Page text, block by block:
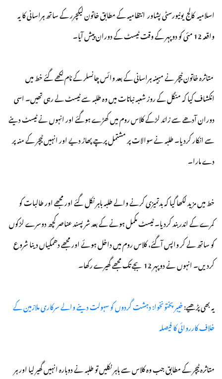
اسلامیہ کالج یونیورسٹی پشاور انتظامیہ کے مطابق خاتون لیکچرر کے ساتھ ہراسانی کا یہ
واقعہ 12 مئی کو دوپہر کے وقت ٹیسٹ کے دوران پیش آیا۔
متاثرہ خاتون ٹیچر نے مبینہ ہراسانی کے بعد وائس چانسلر کے نام لکھے گئے خط میں
انکشاف کیا کہ منگل کے روز شعبہ نباتات میں وہ طلبہ سے ٹیسٹ لے رہی تھیں۔ اسی
دوران آدھے سے زائد لڑکے کلاس روم میں کھڑے ہوگئے اور انہوں نے ٹیسٹ دینے
سے انکار کردیا۔ طلبہ نے سوالات پر مشتمل پرچے پھاڑ دیے اور انہیں ٹیچر کے منہ پر
دے مارا۔
خط میں مزید لکھا گیا کہ بدتمیزی کرنے والے طلبہ باہر نکل گئے اور مجھے اور طالبات کو
کمرے کے اندر بند کردیا۔ ٹیسٹ مکمل ہونے کے بعد شرپسند عناصر کچھ دوسرے لڑکوں
کو ساتھ لے کر واپس آگئے، کلاس روم میں داخل ہوئے اور مجھے دھمکیاں دینا شروع
کردیں۔ انہوں نے دوپہر 12 بجے تک مجھے گھیرے رکھا۔
یہ بھی پڑھیے:خیبرپختونخوا: دہشت گردوں کو سہولت دینے والے سرکاری ملازمین کے
خلاف کارروائی کا فیصلہ
متاثرہ ٹیچر کے مطابق جب وہ کلاس سے باہر نکلیں تو طلبہ نے دوبارہ انہیں گھیر لیا اور ہر